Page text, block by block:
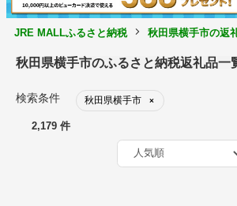
JRE MALLふるさと納税 秋田県横手市の返
秋田県横手市のふるさと納税返礼品一
検索条件 秋田県横手市 ×
2,179 件